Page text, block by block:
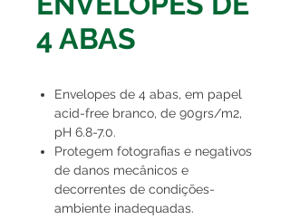
4 ABAS
Envelopes de 4 abas, em papel
acid-free branco, de 90grs/m2,
pH 6.8-7.0.
Protegem fotografias e negativos
de danos mecânicos e
decorrentes de condições-
ambiente inadequadas.